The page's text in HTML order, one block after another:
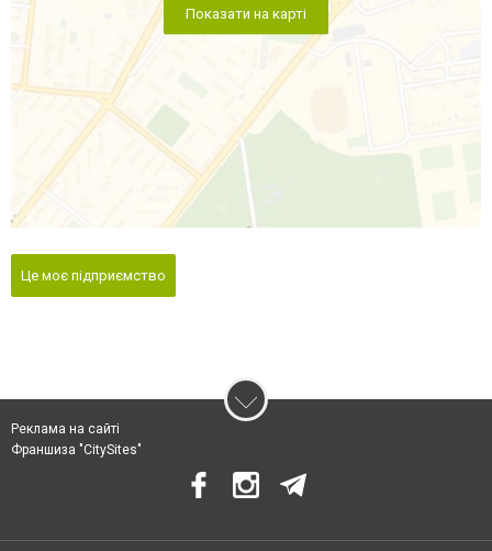
Показати на карті
Це моє підприємство
Реклама на сайті
Франшиза "CitySites"